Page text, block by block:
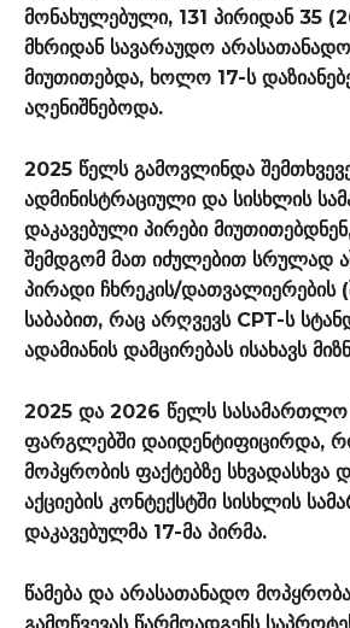
მონახულებული, 131 პირიდან 35
მხრიდან სავარაუდო
მიუთითებდა, ხოლო 17-ს
აღენიშნებოდა.
2025 წელს გამოვლინდა
ადმინისტრაციული და სისხლის
დაკავებული პირები
შემდგომ მათ იძულებით სრულად
პირადი ჩხრეკის/დათვალიერების
საბაბით, რაც არღვევს CPT-ს
ადამიანის დამცირებას ისახავს
2025 და 2026 წელს სასამართლო
ფარგლებში დაიდენტიფიცირდა,
მოპყრობის ფაქტებზე სხვადასხვა
აქციების კონტექსტში სისხლის
დაკავებულმა 17-მა პირმა.
წამება და არასათანადო